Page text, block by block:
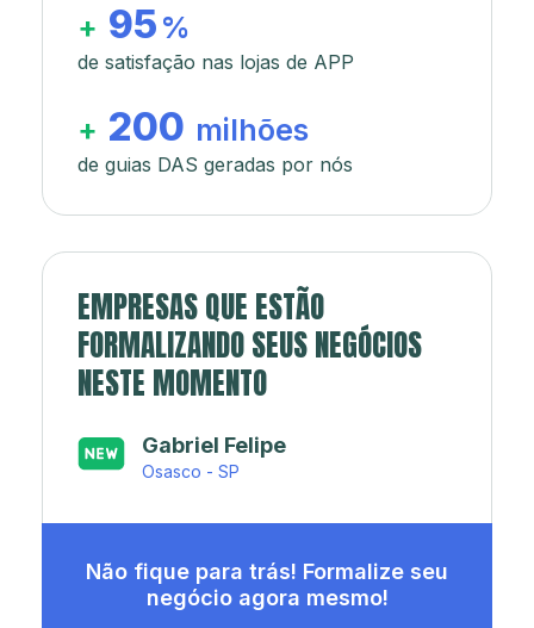
+ 95 %
de satisfação nas lojas de APP
+ 200 milhões
de guias DAS geradas por nós
EMPRESAS QUE ESTÃO
FORMALIZANDO SEUS NEGÓCIOS
NESTE MOMENTO
Japa’s açaí e sorveteria
Rio de Janeiro - RJ
Não fique para trás! Formalize seu
negócio agora mesmo!